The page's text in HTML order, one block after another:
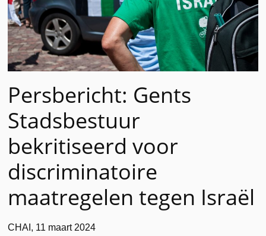
Persbericht: Gents
Stadsbestuur
bekritiseerd voor
discriminatoire
maatregelen tegen Israël
CHAI, 11 maart 2024